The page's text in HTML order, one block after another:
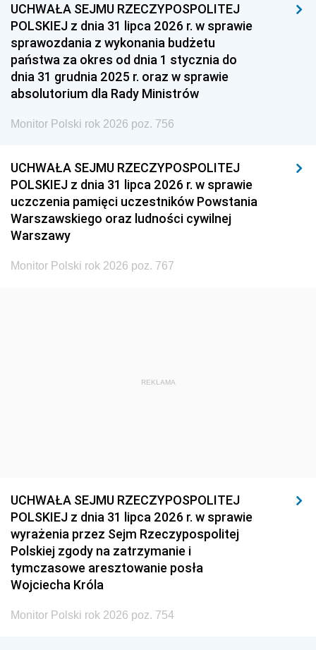
1954 1953 1952
1951 1950
1948 1947 1946
1939 1938
UCHWAŁA SEJMU RZECZYPOSPOLITEJ
POLSKIEJ z dnia 31 lipca 2026 r. w sprawie
sprawozdania z wykonania budżetu
państwa za okres od dnia 1 stycznia do
dnia 31 grudnia 2025 r. oraz w sprawie
absolutorium dla Rady Ministrów
Monitor Polski rok 2026 poz. 756
UCHWAŁA SEJMU RZECZYPOSPOLITEJ
POLSKIEJ z dnia 31 lipca 2026 r. w sprawie
uczczenia pamięci uczestników Powstania
Warszawskiego oraz ludności cywilnej
Warszawy
Monitor Polski rok 2026 poz. 767
REKLAMA
UCHWAŁA SEJMU RZECZYPOSPOLITEJ
POLSKIEJ z dnia 31 lipca 2026 r. w sprawie
wyrażenia przez Sejm Rzeczypospolitej
Polskiej zgody na zatrzymanie i
tymczasowe aresztowanie posła
Wojciecha Króla
Monitor Polski rok 2026 poz. 754